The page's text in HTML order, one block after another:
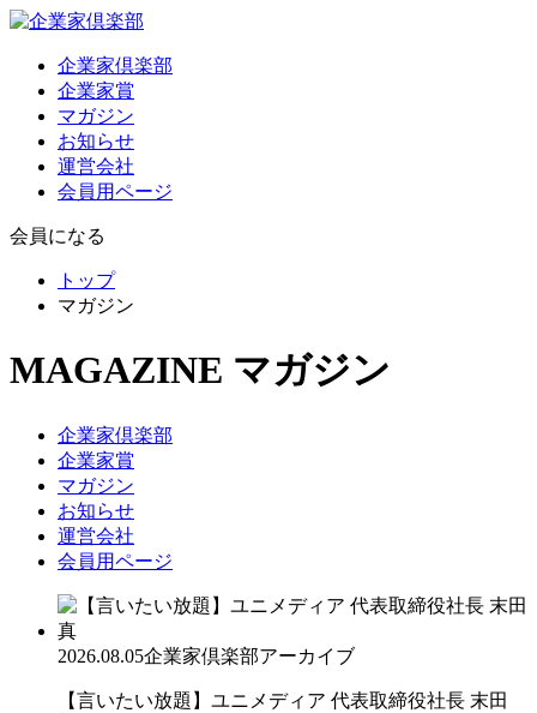
企業家倶楽部
企業家賞
マガジン
お知らせ
運営会社
会員用ページ
会員になる
トップ
マガジン
MAGAZINE マガジン
企業家倶楽部
企業家賞
マガジン
お知らせ
運営会社
会員用ページ
2026.08.05企業家倶楽部アーカイブ
【言いたい放題】ユニメディア 代表取締役社長 末田